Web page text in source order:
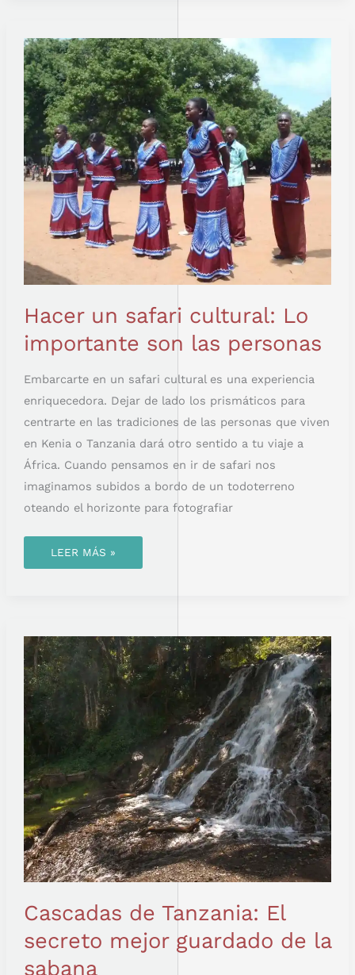
Hacer un safari cultural: Lo
importante son las personas
Embarcarte en un safari cultural es una experiencia
enriquecedora. Dejar de lado los prismáticos para
centrarte en las tradiciones de las personas que viven
en Kenia o Tanzania dará otro sentido a tu viaje a
África. Cuando pensamos en ir de safari nos
imaginamos subidos a bordo de un todoterreno
oteando el horizonte para fotografiar
HACER
UN
SAFARI
CULTURAL:
LO
IMPORTANTE
SON
LAS
PERSONAS
LEER MÁS »
Cascadas de Tanzania: El
secreto mejor guardado de la
sabana
CASCADAS
DE
TANZANIA:
EL
SECRETO
MEJOR
GUARDADO
DE
SABANA